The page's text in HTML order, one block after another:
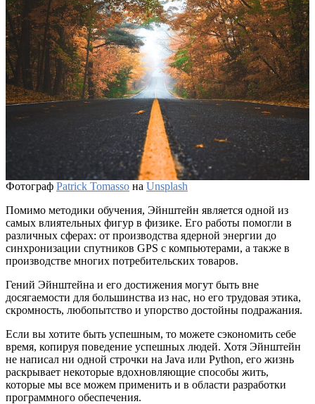
Фотограф Patrick Tomasso на Unsplash
Помимо методики обучения, Эйнштейн является одной из
самых влиятельных фигур в физике. Его работы помогли в
различных сферах: от производства ядерной энергии до
синхронизации спутников GPS с компьютерами, а также в
производстве многих потребительских товаров.
Гений Эйнштейна и его достижения могут быть вне
досягаемости для большинства из нас, но его трудовая этика,
скромность, любопытство и упорство достойны подражания.
Если вы хотите быть успешным, то можете сэкономить себе
время, копируя поведение успешных людей. Хотя Эйнштейн
не написал ни одной строчки на Java или Python, его жизнь
раскрывает некоторые вдохновляющие способы жить,
которые мы все можем применить и в области разработки
программного обеспечения.